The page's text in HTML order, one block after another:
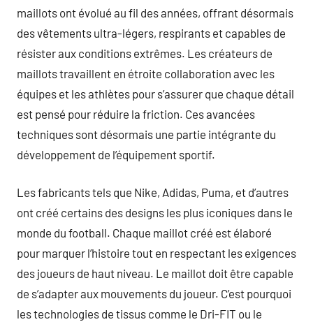
maillots ont évolué au fil des années, offrant désormais
des vêtements ultra-légers, respirants et capables de
résister aux conditions extrêmes. Les créateurs de
maillots travaillent en étroite collaboration avec les
équipes et les athlètes pour s’assurer que chaque détail
est pensé pour réduire la friction. Ces avancées
techniques sont désormais une partie intégrante du
développement de l’équipement sportif.
Les fabricants tels que Nike, Adidas, Puma, et d’autres
ont créé certains des designs les plus iconiques dans le
monde du football. Chaque maillot créé est élaboré
pour marquer l’histoire tout en respectant les exigences
des joueurs de haut niveau. Le maillot doit être capable
de s’adapter aux mouvements du joueur. C’est pourquoi
les technologies de tissus comme le Dri-FIT ou le